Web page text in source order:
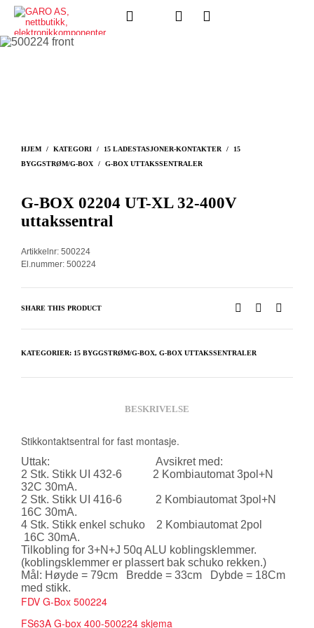
HJEM / KATEGORI / 15 LADESTASJONER-KONTAKTER /
15
BYGGSTRØM/G-BOX
/ G-BOX UTTAKSSENTRALER
G-BOX 02204 UT-XL 32-400V
uttakssentral
Artikkelnr: 500224
El.nummer: 500224
SHARE THIS PRODUCT
KATEGORIER: 15 BYGGSTRØM/G-BOX, G-BOX UTTAKSSENTRALER
BESKRIVELSE
Stikkontaktsentral for fast montasje.
Uttak: Avsikret med:
2 Stk. Stikk UI 432-6 2 Kombiautomat 3pol+N
32C 30mA.
2 Stk. Stikk UI 416-6 2 Kombiautomat 3pol+N
16C 30mA.
4 Stk. Stikk enkel schuko 2 Kombiautomat 2pol
16C 30mA.
Tilkobling for 3+N+J 50q ALU koblingsklemmer.
(koblingsklemmer er plassert bak schuko rekken.)
Mål: Høyde = 79cm Bredde = 33cm Dybde = 18Cm
med stikk.
FDV G-Box 500224
FS63A G-box 400-500224 skjema